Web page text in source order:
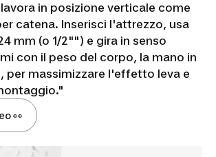
in posizione verticale come
catena. Inserisci l'attrezzo, usa
mm (o 1/2"") e gira in senso
con il peso del corpo, la mano in
per massimizzare l'effetto leva e
👀